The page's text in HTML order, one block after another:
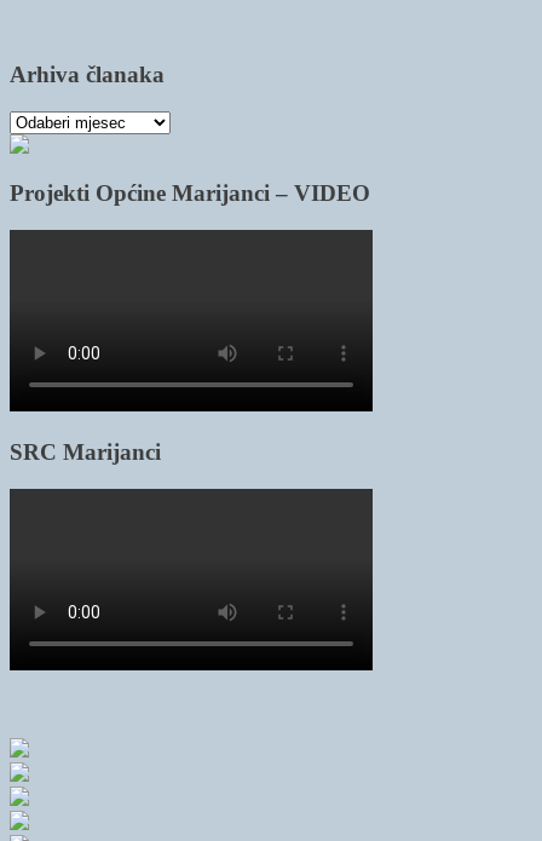
Arhiva članaka
Arhiva
članaka
Projekti Općine Marijanci – VIDEO
SRC Marijanci